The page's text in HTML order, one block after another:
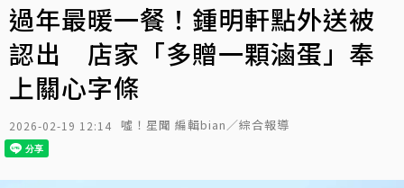
過年最暖一餐！鍾明軒點外送被
認出 店家「多贈一顆滷蛋」奉
上關心字條
2026-02-19 12:14 噓！星聞 編輯bian／綜合報導